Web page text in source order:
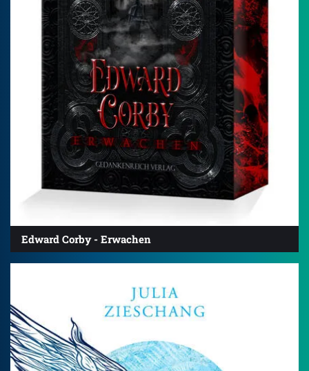
Edward Corby - Erwachen